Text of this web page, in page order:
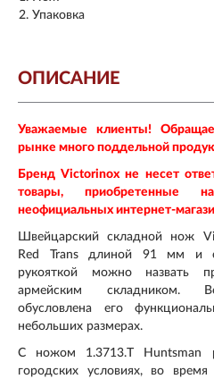
Упаковка
ОПИСАНИЕ
Уважаемые клиенты!
рынке много поддельной
Бренд Victorinox не несет
товары, приобретенные
неофициальных интернет-
Швейцарский складной нож
Red Trans длиной 91 мм и с
рукояткой можно назвать
армейским складником.
обусловлена его
небольших размерах.
С ножом 1.3713.T Huntsman
городских условиях, во